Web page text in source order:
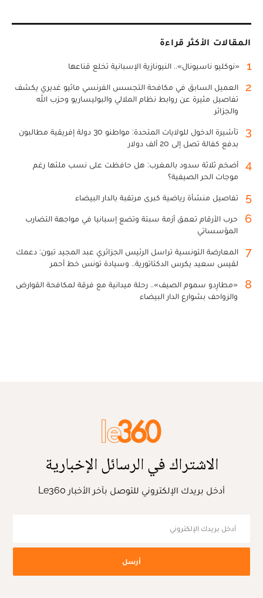
المقالات الأكثر قراءة
1 «نوكليو ناسيونال».. النيونازية الإسبانية تخلع قناعها
2
العميل السابق في مكافحة التجسس الفرنسي ماثيو غديري يكشف
تفاصيل مثيرة عن روابط نظام الملالي والبوليساريو وحزب الله
والجزائر
3
تأشيرة الدخول للولايات المتحدة: مواطنو 30 دولة إفريقية مطالبون
بدفع كفالة تصل إلى 20 ألف دولار
4
أضخم ثلاثة سدود بالمغرب: هل حافظت على نسب ملئها رغم
موجات الحر الصيفية؟
5 تفاصيل منشأة رياضية كبرى مرتقبة بالدار البيضاء
6
حرب الأرقام تعمق أزمة سبتة وتضع إسبانيا في مواجهة التضارب
المؤسساتي
7
المعارضة التونسية تراسل الرئيس الجزائري عبد المجيد تبون: دعمك
لقيس سعيد يكرس الدكتاتورية.. وسيادة تونس خط أحمر
8
«مطارِدو سموم الصيف».. رحلة ميدانية مع فرقة لمكافحة القوارض
والزواحف بشوارع الدار البيضاء
الاشتراك في الرسائل الإخبارية
أدخل بريدك الإلكتروني للتوصل بآخر الأخبار Le360
أرسل